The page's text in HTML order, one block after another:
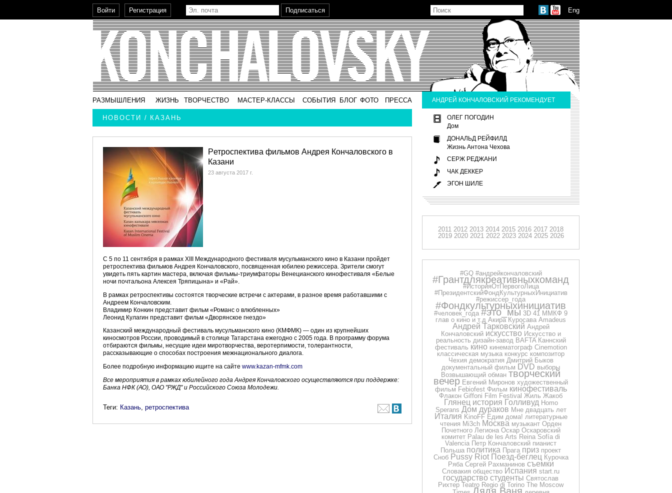
Eng
РАЗМЫШЛЕНИЯ ЖИЗНЬ ТВОРЧЕСТВО МАСТЕР-КЛАССЫ СОБЫТИЯ БЛОГ ФОТО ПРЕССА
НОВОСТИ / КАЗАНЬ
Pетроспектива фильмов Андрея Кончаловского в
Казани
23 августа 2017 г.
С 5 по 11 сентября в рамках XIII Международного фестиваля мусульманского кино в Казани пройдет
ретроспектива фильмов Андрея Кончаловского, посвященная юбилею режиссера. Зрители смогут
увидеть пять картин мастера, включая фильмы-триумфаторы Венецианского кинофестиваля «Белые
ночи почтальона Алексея Тряпицына» и «Рай».
В рамках ретроспективы состоятся творческие встречи с актерами, в разное время работавшими с
Андреем Кончаловским.
Владимир Конкин представит фильм «Романс о влюбленных»
Леонид Кулагин представит фильм «Дворянское гнездо»
Казанский международный фестиваль мусульманского кино (КМФМК) — один из крупнейших
киносмотров России, проводимый в столице Татарстана ежегодно с 2005 года. В программу форума
отбираются фильмы, несущие идеи миротворчества, веротерпимости, толерантности,
рассказывающие о способах построения межнационального диалога.
Более подробную информацию ищите на сайте www.kazan-mfmk.com
Все мероприятия в рамках юбилейного года Андрея Кончаловского осуществляются при поддержке:
Банка НФК (АО), ОАО "РЖД" и Российского Союза Молодежи.
Теги: Казань, ретроспектива
АНДРЕЙ КОНЧАЛОВСКИЙ РЕКОМЕНДУЕТ
ОЛЕГ ПОГОДИН
Дом
ДОНАЛЬД РЕЙФИЛД
Жизнь Антона Чехова
СЕРЖ РЕДЖАНИ
ЧАК ДЕККЕР
ЭГОН ШИЛЕ
2011 2012 2013 2014 2015 2016 2017 2018
2019 2020 2021 2022 2023 2024 2025 2026
#GQ #андрейкончаловский
#Грантдлякреативныхкоманд
#ИсторияОтПервогоЛица
#ПрезидентскийФондКультурныхИнициатив
#режиссер_года
#Фондкультурныхинициатив
#человек_года #это_мы 3D 41 ММКФ 9
глав о кино и т.д Акира Куросава Amadeus
Андрей Тарковский Андрей
Кончаловский искусство Искусство и
реальность дизайн-завод BAFTA Каннский
фестиваль кино кинематограф Cinemotion
классическая музыка конкурс композитор
Чехия демократия Дмитрий Быков
документальный фильм DVD выборы
Возвышающий обман творческий
вечер Евгений Миронов художественный
фильм Febiofest Фильм кинофестиваль
Флакон Giffoni Film Festival Жиль Жакоб
Глянец история Голливуд Homo
Sperans Дом дураков Мне двадцать лет
Италия KinoFF Едим дома! литературные
чтения Mi3ch Москва музыкант Орден
Почетного Легиона Оскар Оскаровский
комитет Palau de les Arts Reina Sofía di
Valencia Петр Кончаловский пианист
Польша политика Прага приз проект
Сноб Pussy Riot Поезд-беглец Курочка
Ряба Сергей Рахманинов съемки
Словакия общество Испания start.ru
государство студенты Святослав
Рихтер Teatro Regio di Torino The Moscow